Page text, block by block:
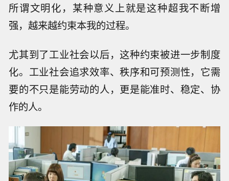
所谓文明化，某种意义上就是这种超我不断增
强，越来越约束本我的过程。
尤其到了工业社会以后，这种约束被进一步制度
化。工业社会追求效率、秩序和可预测性，它需
要的不只是能劳动的人，更是能准时、稳定、协
作的人。